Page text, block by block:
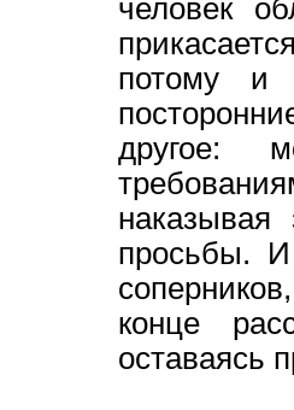
человек
потому и
другое:
просьбы. И
конце
оставаясь